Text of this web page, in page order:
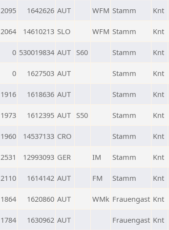
2095 1642626 AUT WFM Stamm Knt
2064 14610213 SLO WFM Stamm Knt
0 530019834 AUT S60 Stamm Knt
0 1627503 AUT Stamm Knt
1916 1618636 AUT Stamm Knt
1973 1612395 AUT S50 Stamm Knt
1960 14537133 CRO Stamm Knt
2531 12993093 GER IM Stamm Knt
2110 1614142 AUT FM Stamm Knt
1864 1620860 AUT WMk Frauengast Knt
1784 1630962 AUT Frauengast Knt